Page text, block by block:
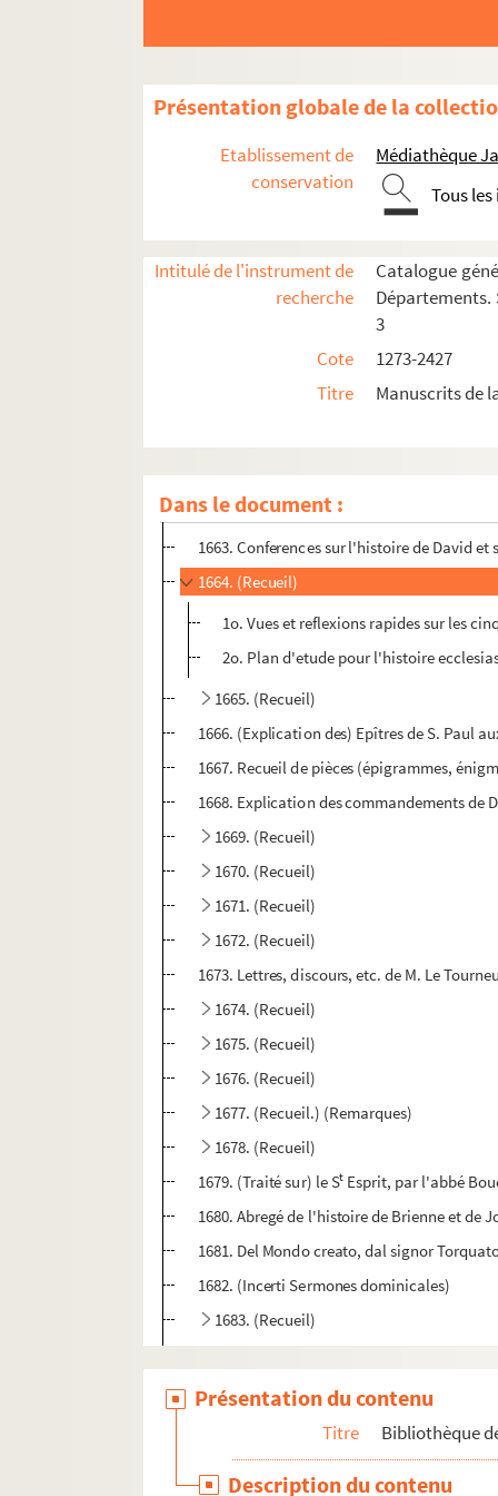
Présentation globale de la
Etablissement de
conservation
Médiathèque
Tous
Intitulé de l'instrument de
recherche
Catalogue
Départements.
3
Cote
1273-2427
Titre
Manuscrits de
Dans le document :
1650. Abrégé des conférences faites sur
1652. (Recueil)
1654. (Recueil)
1655. Traité de la confiance chrétienne,
1656. Explication des livres sapientiaux,
1660. (Recueil)
1661. (Recueil)
1662. (Recueil)
1663. Conferences sur l'histoire de David
1664. (Recueil)
1o. Vues et reflexions rapides sur les
2o. Plan d'etude pour l'histoire
1665. (Recueil)
1666. (Explication des) Epîtres de S. Paul
1667. Recueil de pièces (épigrammes,
1668. Explication des commandements de
1669. (Recueil)
1670. (Recueil)
1671. (Recueil)
1672. (Recueil)
1673. Lettres, discours, etc. de M. Le
1674. (Recueil)
1675. (Recueil)
1676. (Recueil)
1677. (Recueil.) (Remarques)
1678. (Recueil)
1679. (Traité sur) le St Esprit, par l'abbé
1680. Abregé de l'histoire de Brienne et de
1681. Del Mondo creato, dal signor
1682. (Incerti Sermones dominicales)
1683. (Recueil)
1685. Speculum sacerdotum (versibus
1686. Cantiques spirituels (au nombre de
1687. (Recueil)
Présentation du contenu
Titre Bibliothèque
Description du contenu